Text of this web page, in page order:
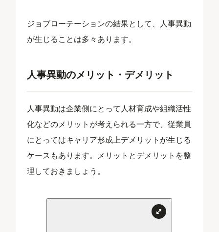
ジョブローテーションの結果として、人事異動
が生じることは多々あります。
人事異動のメリット・デメリット
人事異動は企業側にとって人材育成や組織活性
化などのメリットが考えられる一方で、従業員
にとってはキャリア形成上デメリットが生じる
ケースもあります。メリットとデメリットを整
理しておきましょう。